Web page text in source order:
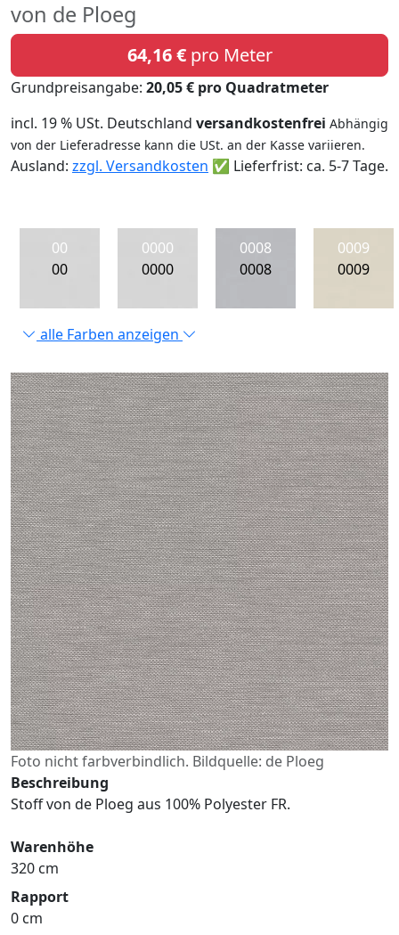
von de Ploeg
64,16 €pro Meter
Grundpreisangabe: 20,05 € pro Quadratmeter
incl. 19 % USt. Deutschland versandkostenfrei Abhängig
von der Lieferadresse kann die USt. an der Kasse variieren.
Ausland: zzgl. Versandkosten ✅ Lieferfrist: ca. 5-7 Tage.
00
00
0000
0000
0008
0008
0009
0009
alle Farben anzeigen
Foto nicht farbverbindlich. Bildquelle: de Ploeg
Beschreibung
Stoff von de Ploeg aus 100% Polyester FR.
Warenhöhe
320 cm
Rapport
0 cm